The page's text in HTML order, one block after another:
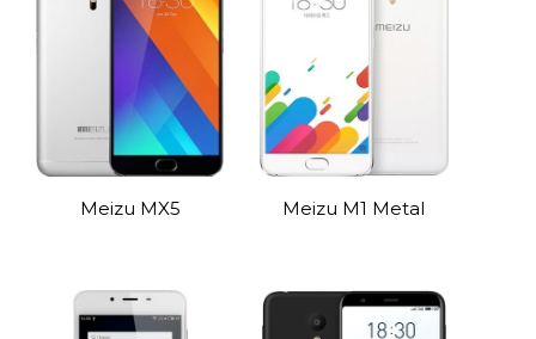
Meizu MX5 Meizu M1 Metal